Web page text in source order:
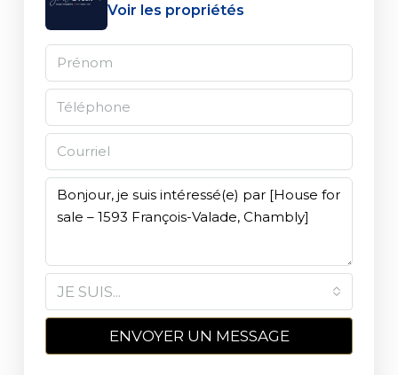
Voir les propriétés
JE SUIS...
ENVOYER UN MESSAGE